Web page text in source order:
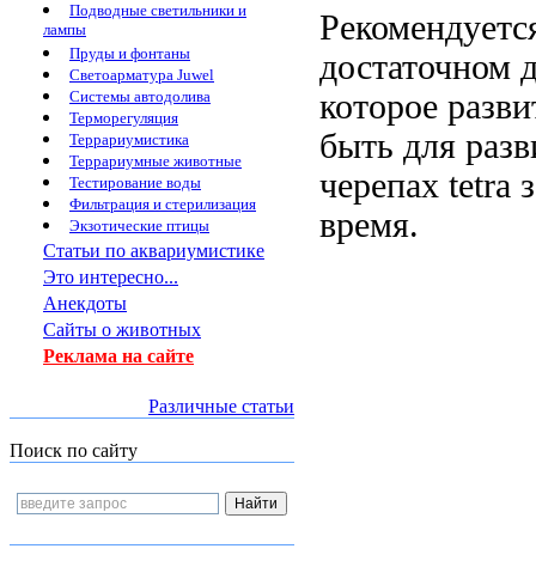
Подводные светильники и
лампы
Пруды и фонтаны
Светоарматура Juwel
Системы автодолива
Терморегуляция
Террариумистика
Террариумные животные
Тестирование воды
Фильтрация и стерилизация
Экзотические птицы
Статьи по аквариумистике
Это интересно...
Анекдоты
Сайты о животных
Реклама на сайте
Различные статьи
Поиск по сайту
достаточном
которое
быть для
черепах tetra
время.